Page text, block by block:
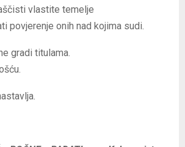
vlastite temelje
povjerenje onih nad kojima sudi.
gradi titulama.